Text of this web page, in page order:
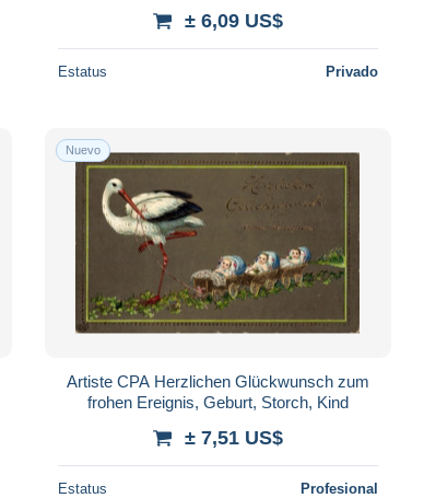
± 6,09 US$
Estatus Privado
Nuevo
Artiste CPA Herzlichen Glückwunsch zum
frohen Ereignis, Geburt, Storch, Kind
± 7,51 US$
Estatus Profesional